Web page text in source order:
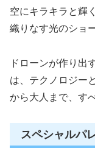
空にキラキラと輝
織りなす光のショ
ドローンが作り出
は、テクノロジー
から大人まで、す
スペシャルパ